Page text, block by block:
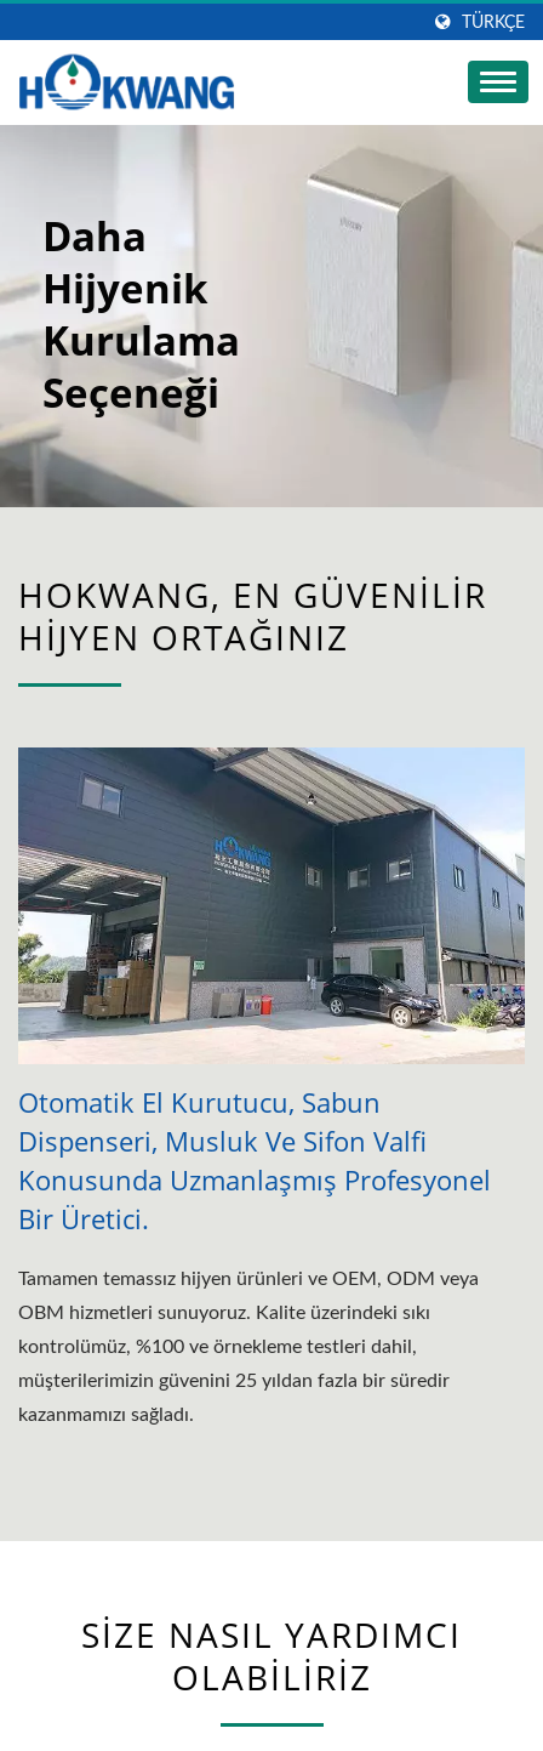
TÜRKÇE
Daha
Hijyenik
Kurulama
Seçeneği
HOKWANG, EN GÜVENILIR
HIJYEN ORTAĞINIZ
Otomatik El Kurutucu, Sabun
Dispenseri, Musluk Ve Sifon Valfi
Konusunda Uzmanlaşmış Profesyonel
Bir Üretici.
Tamamen temassız hijyen ürünleri ve OEM, ODM veya
OBM hizmetleri sunuyoruz. Kalite üzerindeki sıkı
kontrolümüz, %100 ve örnekleme testleri dahil,
müşterilerimizin güvenini 25 yıldan fazla bir süredir
kazanmamızı sağladı.
SIZE NASIL YARDIMCI
OLABILIRIZ